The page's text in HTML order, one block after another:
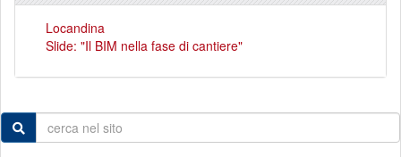
Locandina
Slide: "Il BIM nella fase di cantiere"